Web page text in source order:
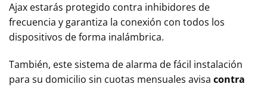
Ajax estarás protegido contra inhibidores de
frecuencia y garantiza la conexión con todos los
dispositivos de forma inalámbrica.
También, este sistema de alarma de fácil instalación
para su domicilio sin cuotas mensuales avisa contra